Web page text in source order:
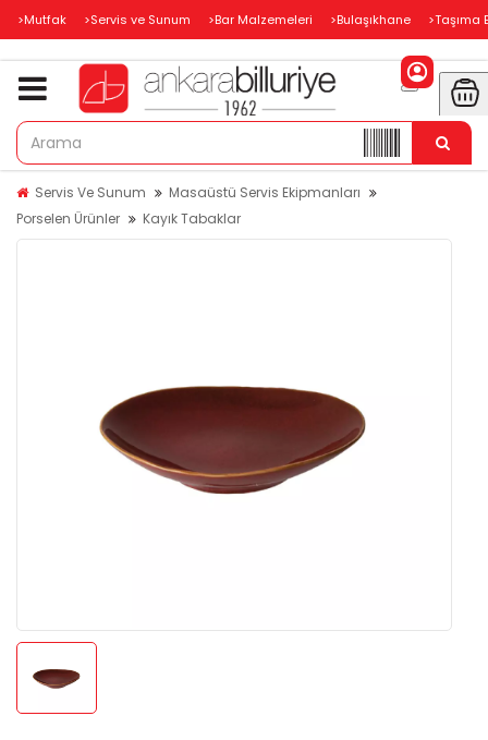
>Mutfak >Servis ve Sunum >Bar Malzemeleri >Bulaşıkhane >Taşıma
Servis Ve Sunum
Masaüstü Servis Ekipmanları
Porselen Ürünler
Kayık Tabaklar